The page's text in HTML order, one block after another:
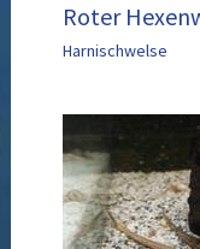
Roter
Harnischwelse